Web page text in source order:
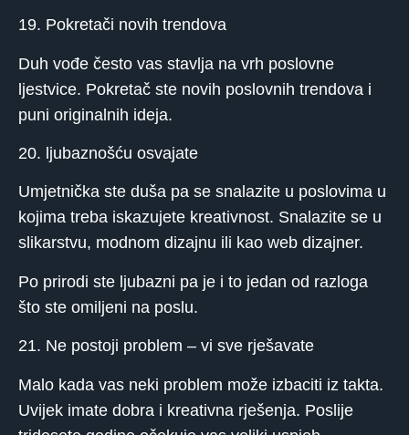
19. Pokretači novih trendova
Duh vođe često vas stavlja na vrh poslovne
ljestvice. Pokretač ste novih poslovnih trendova i
puni originalnih ideja.
20. ljubaznošću osvajate
Umjetnička ste duša pa se snalazite u poslovima u
kojima treba iskazujete kreativnost. Snalazite se u
slikarstvu, modnom dizajnu ili kao web dizajner.
Po prirodi ste ljubazni pa je i to jedan od razloga
što ste omiljeni na poslu.
21. Ne postoji problem – vi sve rješavate
Malo kada vas neki problem može izbaciti iz takta.
Uvijek imate dobra i kreativna rješenja. Poslije